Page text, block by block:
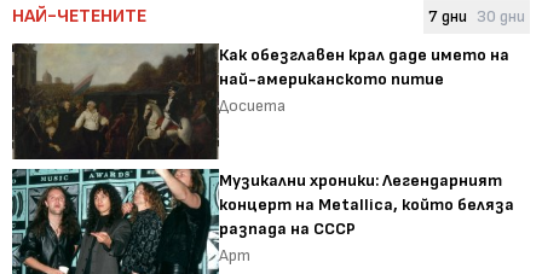
НАЙ-ЧЕТЕНИТЕ 7 дни 30 дни
Как обезглавен крал даде името на
най-американското питие
Досиета
Музикални хроники: Легендарният
концерт на Metallica, който беляза
разпада на СССР
Арт